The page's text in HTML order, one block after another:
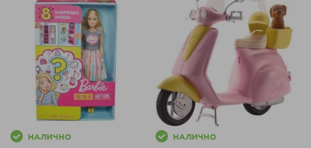
НАЛИЧНО НАЛИЧНО